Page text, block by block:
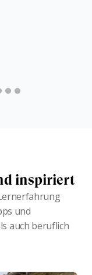
inspiriert
und
auch beruflich